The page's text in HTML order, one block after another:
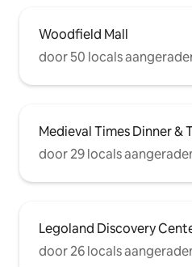
Woodfield Mall
door 50 locals
Medieval Times Dinner &
door 29 locals
Legoland Discovery
door 26 locals